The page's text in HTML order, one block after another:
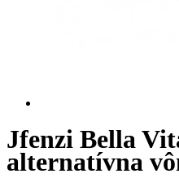
Jfenzi Bella
alternatívna